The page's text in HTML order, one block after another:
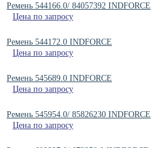
Ремень 544166.0/ 84057392 INDFORCE
Цена по запросу
Ремень 544172.0 INDFORCE
Цена по запросу
Ремень 545689.0 INDFORCE
Цена по запросу
Ремень 545954.0/ 85826230 INDFORCE
Цена по запросу